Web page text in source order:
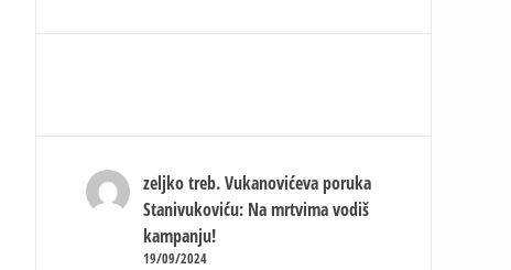
zeljko treb. Vukanovićeva poruka
Stanivukoviću: Na mrtvima vodiš
kampanju!
19/09/2024